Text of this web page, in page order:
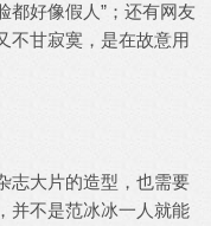
都好像假人”；还有网友
不甘寂寞，是在故意用
志大片的造型，也需要
并不是范冰冰一人就能